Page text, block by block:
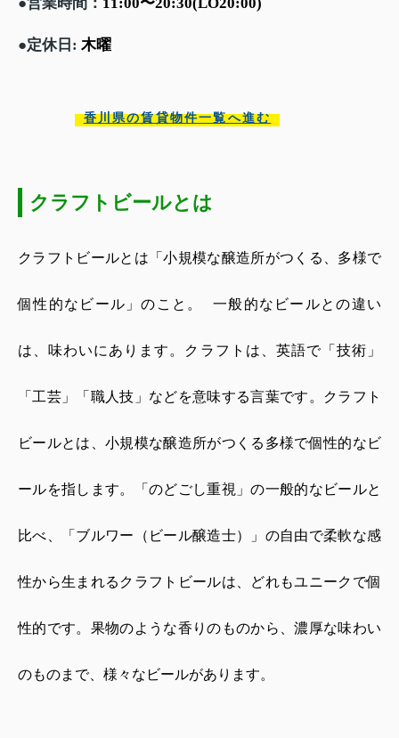
●定休日 : 木曜
香川県の賃貸物件一覧へ進む
クラフトビールとは
クラフトビールとは「小規模な醸造所がつくる、多様で
個性的なビール」のこと。 一般的なビールとの違い
は、味わいにあります。クラフトは、英語で「技術」
「工芸」「職人技」などを意味する言葉です。クラフト
ビールとは、小規模な醸造所がつくる多様で個性的なビ
ールを指します。「のどごし重視」の一般的なビールと
比べ、「ブルワー（ビール醸造士）」の自由で柔軟な感
性から生まれるクラフトビールは、どれもユニークで個
性的です。果物のような香りのものから、濃厚な味わい
のものまで、様々なビールがあります。